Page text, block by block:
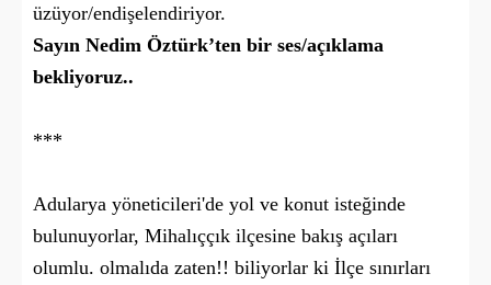
üzüyor/endişelendiriyor.
Sayın Nedim Öztürk’ten bir ses/açıklama
bekliyoruz..
***
Adularya yöneticileri'de yol ve konut isteğinde
bulunuyorlar, Mihalıççık ilçesine bakış açıları
olumlu. olmalıda zaten!! biliyorlar ki İlçe sınırları